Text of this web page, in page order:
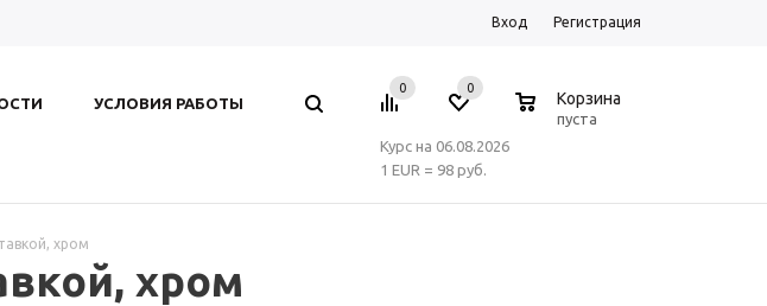
Вход Регистрация
УСЛОВИЯ РАБОТЫ
0 0
Корзина
пуста
Курс на 06.08.2026
1 EUR = 98 руб.
хром
хром